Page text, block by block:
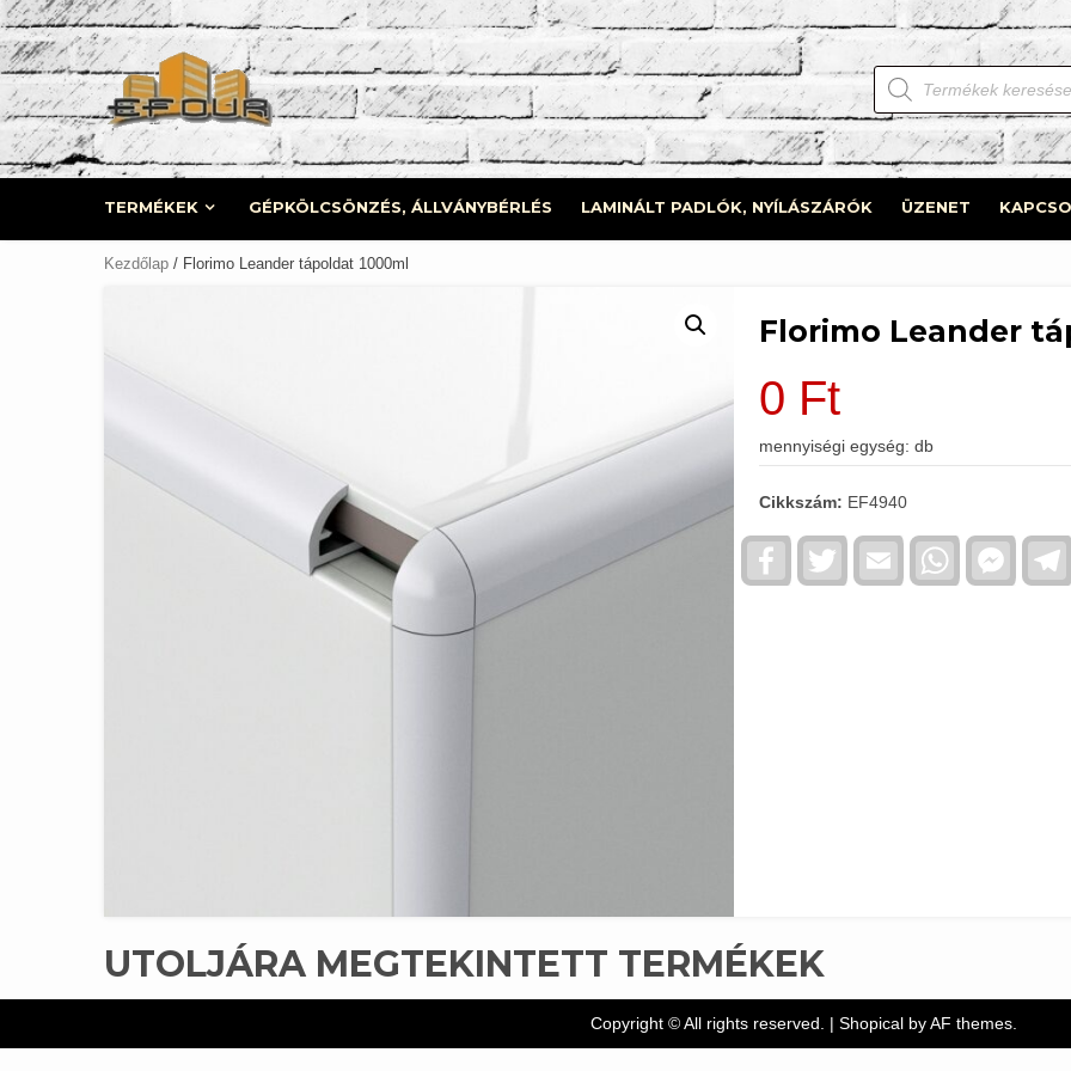
Skip
to
content
Products
search
TERMÉKEK GÉPKÖLCSÖNZÉS, ÁLLVÁNYBÉRLÉS LAMINÁLT PADLÓK, NYÍLÁSZÁRÓK ÜZENET
Kezdőlap / Florimo Leander tápoldat 1000ml
Florimo Leander
0 Ft
mennyiségi egység: db
Cikkszám: EF4940
FacebookTwitter Email WhatsApp
UTOLJÁRA MEGTEKINTETT TERMÉKEK
Copyright © All rights reserved. | Shopicalby AF themes.